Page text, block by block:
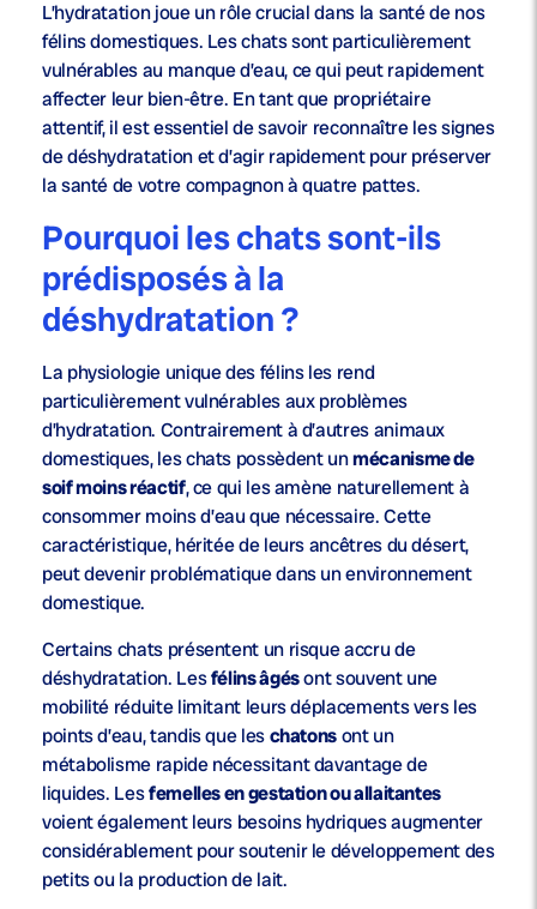
L’hydratation joue un rôle crucial dans la santé de nos
félins domestiques. Les chats sont particulièrement
vulnérables au manque d’eau, ce qui peut rapidement
affecter leur bien-être. En tant que propriétaire
attentif, il est essentiel de savoir reconnaître les signes
de déshydratation et d’agir rapidement pour préserver
la santé de votre compagnon à quatre pattes.
Pourquoi les chats sont-ils
prédisposés à la
déshydratation ?
La physiologie unique des félins les rend
particulièrement vulnérables aux problèmes
d’hydratation. Contrairement à d’autres animaux
domestiques, les chats possèdent unmécanisme de
soif moins réactif, ce qui les amène naturellement à
consommer moins d’eau que nécessaire. Cette
caractéristique, héritée de leurs ancêtres du désert,
peut devenir problématique dans un environnement
domestique.
Certains chats présentent un risque accru de
déshydratation. Lesfélins âgésont souvent une
mobilité réduite limitant leurs déplacements vers les
points d’eau, tandis que leschatonsont un
métabolisme rapide nécessitant davantage de
liquides. Lesfemelles en gestation ou allaitantes
voient également leurs besoins hydriques augmenter
considérablement pour soutenir le développement des
petits ou la production de lait.